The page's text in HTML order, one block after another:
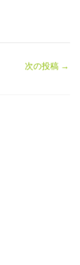
次の投稿 →